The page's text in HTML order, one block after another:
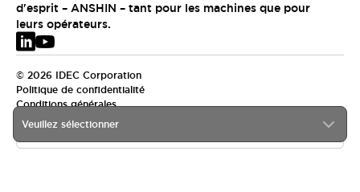
Veuillez sélectionner
d'esprit – ANSHIN – tant pour les machines que pour
leurs opérateurs.
© 2026 IDEC Corporation
Politique de confidentialité
Conditions générales
EMEA